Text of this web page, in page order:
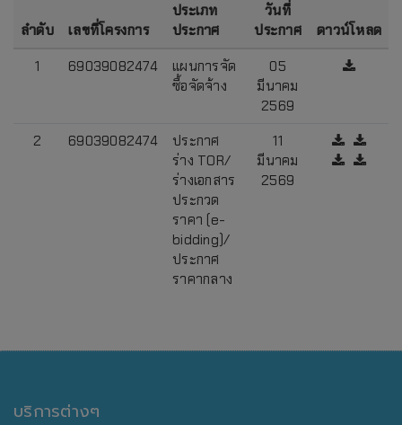
ลำดับ เลขที่โครงการ
ประเภท
ประกาศ
วันที่
ประกาศ
ดาวน์โหลด
1
69039082474
แผนการจัด
ซื้อจัดจ้าง
05
มีนาคม
2569
2
69039082474
ประกาศ
ร่าง TOR/
ร่างเอกสาร
ประกวด
ราคา (e-
bidding)/
ประกาศ
ราคากลาง
11
มีนาคม
2569
บริการต่างๆ